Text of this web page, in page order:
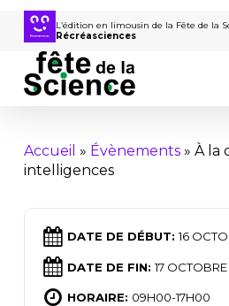
Passer
contenu
principal
L’édition en limousin de la Fête de la
Récréasciences
Accueil » Évènements» À la
intelligences
DATE DE DÉBUT:16
DATE DE FIN:17
HORAIRE: 09H00-17H00